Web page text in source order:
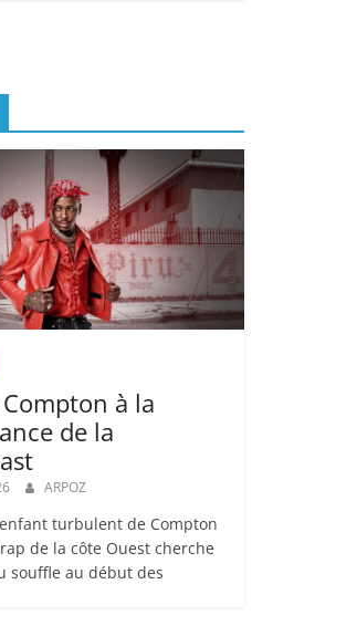
Compton à la
de la
ARPOZ
turbulent de Compton
de la côte Ouest cherche
souffle au début des